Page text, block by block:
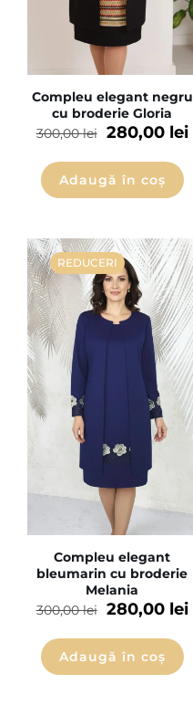
Compleu elegant negru
cu broderie Gloria
300,00lei 280,00 lei
Adaugă în coș
REDUCERI
Compleu elegant
bleumarin cu broderie
Melania
300,00lei 280,00 lei
Adaugă în coș